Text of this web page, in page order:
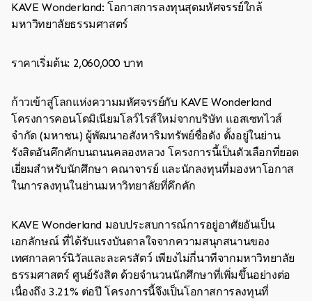
KAVE Wonderland: โอกาสการลงทุนสุดมหัศจรรย์ใกล้
มหาวิทยาลัยธรรมศาสตร์
ราคาเริ่มต้น: 2,060,000 บาท
ก้าวเข้าสู่โลกแห่งความมหัศจรรย์กับ KAVE Wonderland
โครงการคอนโดมิเนียมโลว์ไรส์ใหม่จากบริษัท แอสเซทไวส์
จำกัด (มหาชน) ผู้พัฒนาอสังหาริมทรัพย์ชื่อดัง ตั้งอยู่ในย่าน
รังสิตอันคึกคักบนถนนคลองหลวง โครงการนี้เป็นตัวเลือกที่ยอด
เยี่ยมสำหรับนักศึกษา คณาจารย์ และนักลงทุนที่มองหาโอกาส
ในการลงทุนในย่านมหาวิทยาลัยที่คึกคัก
KAVE Wonderland มอบประสบการณ์การอยู่อาศัยอันเป็น
เอกลักษณ์ ที่ได้รับแรงบันดาลใจจากความสนุกสนานของ
เทศกาลคาร์นิวัลและละครสัตว์ เพียงไม่กี่นาทีจากมหาวิทยาลัย
ธรรมศาสตร์ ศูนย์รังสิต ด้วยจำนวนนักศึกษาที่เพิ่มขึ้นอย่างต่อ
เนื่องถึง 3.21% ต่อปี โครงการนี้จึงเป็นโอกาสการลงทุนที่